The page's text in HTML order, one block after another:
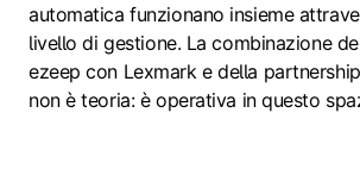
automatica funzionano insieme
livello di gestione. La combinazione
ezeep con Lexmark e della
non è teoria: è operativa in questo